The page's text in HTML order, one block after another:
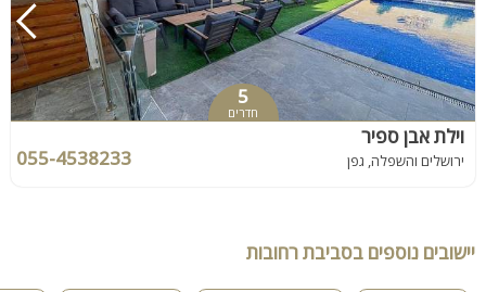
5
חדרים
וילת אבן ספיר
ירושלים והשפלה, גפן 055-4538233
יישובים נוספים בסביבת רחובות